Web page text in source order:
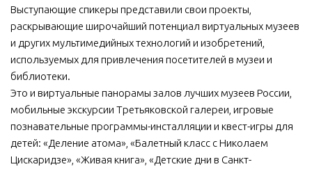
Выступающие спикеры представили свои проекты,
раскрывающие широчайший потенциал виртуальных музеев
и других мультимедийных технологий и изобретений,
используемых для привлечения посетителей в музеи и
библиотеки.
Это и виртуальные панорамы залов лучших музеев России,
мобильные экскурсии Третьяковской галереи, игровые
познавательные программы-инсталляции и квест-игры для
детей: «Деление атома», «Балетный класс с Николаем
Цискаридзе», «Живая книга», «Детские дни в Санкт-